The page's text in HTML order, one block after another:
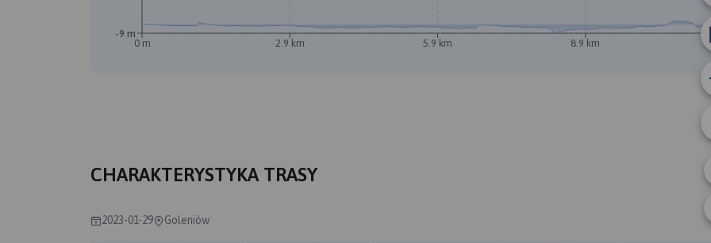
0 m 2.9 km 5.9 km 8.9 km
-9 m
CHARAKTERYSTYKA TRASY
2023-01-29 Goleniów